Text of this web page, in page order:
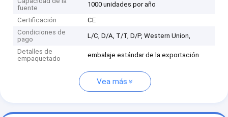
fuente
1000 unidades por año
Certificación
CE
Condiciones de
pago
L/C, D/A, T/T, D/P, Western Union,
Detalles de
empaquetado
embalaje estándar de la exportación
Vea más